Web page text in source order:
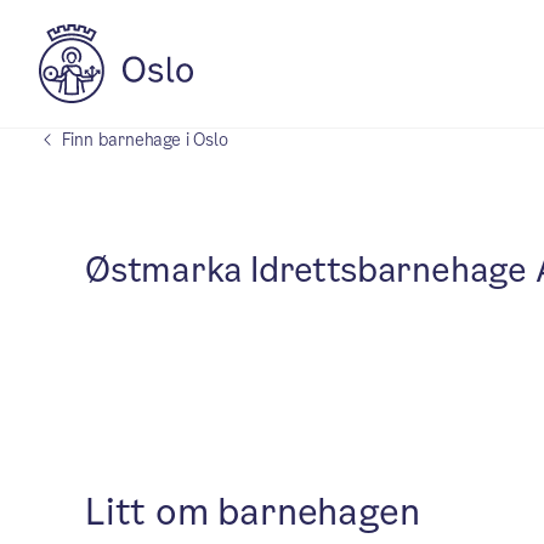
Finn barnehage i Oslo
Østmarka Idrettsbarnehage
Litt om barnehagen